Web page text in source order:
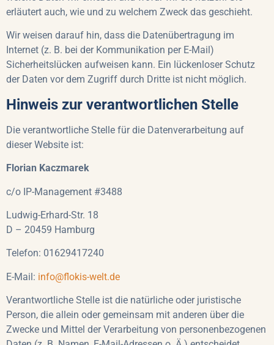
erläutert auch, wie und zu welchem Zweck das geschieht.
Wir weisen darauf hin, dass die Datenübertragung im
Internet (z. B. bei der Kommunikation per E-Mail)
Sicherheitslücken aufweisen kann. Ein lückenloser Schutz
der Daten vor dem Zugriff durch Dritte ist nicht möglich.
Hinweis zur verantwortlichen Stelle
Die verantwortliche Stelle für die Datenverarbeitung auf
dieser Website ist:
Florian Kaczmarek
c/o IP-Management #3488
Ludwig-Erhard-Str. 18
D – 20459 Hamburg
Telefon: 01629417240
E-Mail: info@flokis-welt.de
Verantwortliche Stelle ist die natürliche oder juristische
Person, die allein oder gemeinsam mit anderen über die
Zwecke und Mittel der Verarbeitung von personenbezogenen